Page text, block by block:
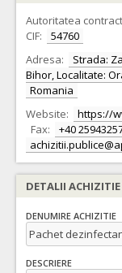
Autoritatea
CIF:
54760
Adresa:
Strada:
Bihor, Localitate:
Romania
Website:
https://
Fax:
+40
DETALII ACHIZITIE
DENUMIRE ACHIZITIE
Pachet
DESCRIERE